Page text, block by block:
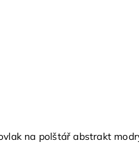
na polštář abstrakt